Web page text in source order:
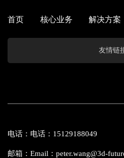
首页 核心业务 解决方案
友情链
电话：电话：15129188049
邮箱：Email：peter.wang@3d-